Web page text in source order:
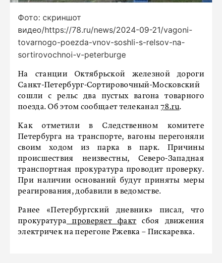
Фото: скриншот
видео/https://78.ru/news/2024-09-21/vagoni-
tovarnogo-poezda-vnov-soshli-s-relsov-na-
sortirovochnoi-v-peterburge
На станции Октябрьской железной дороги
Санкт-Петербург-Сортировочный-Московский
сошли с рельс два пустых вагона товарного
поезда. Об этом сообщает телеканал 78.ru.
Как отметили в Следственном комитете
Петербурга на транспорте, вагоны перегоняли
своим ходом из парка в парк. Причины
происшествия неизвестны, Северо-Западная
транспортная прокуратура проводит проверку.
При наличии оснований будут приняты меры
реагирования, добавили в ведомстве.
Ранее «Петербургский дневник» писал, что
прокуратура проверяет факт сбоя движения
электричек на перегоне Ржевка – Пискаревка.